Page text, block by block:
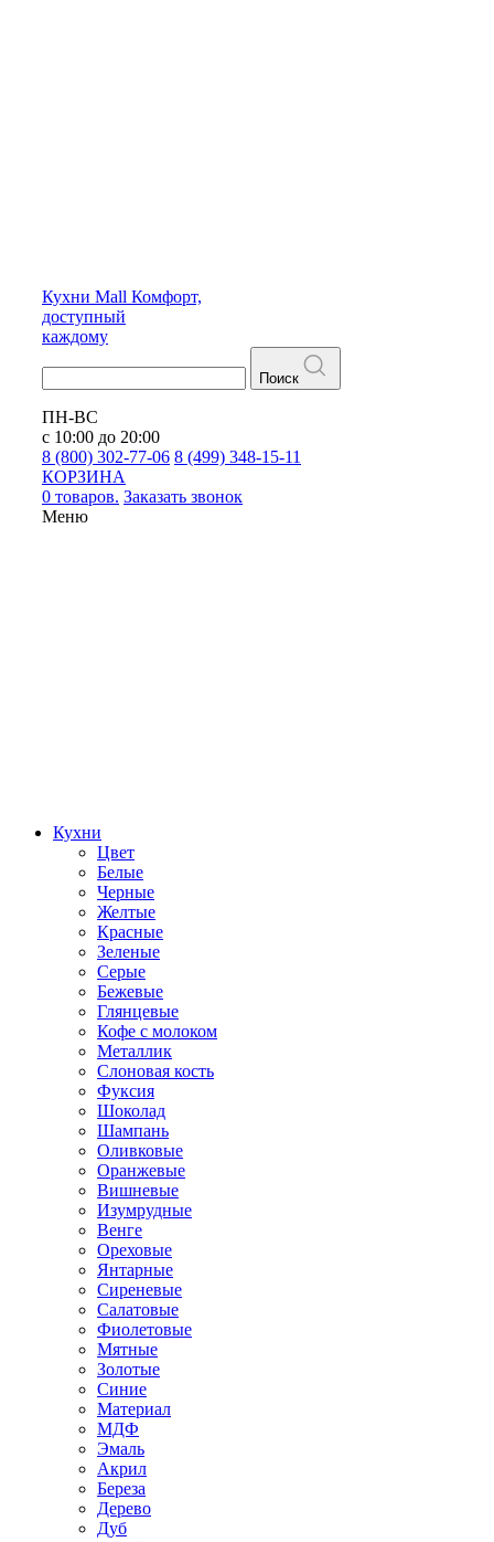
Кухни Mall Комфорт,
доступный
каждому
Поиск
ПН-ВС
с 10:00 до 20:00
8 (800) 302-77-06 8 (499) 348-15-11
КОРЗИНА
0 товаров. Заказать звонок
Меню
Кухни
Цвет
Белые
Черные
Желтые
Красные
Зеленые
Серые
Бежевые
Глянцевые
Кофе с молоком
Металлик
Слоновая кость
Фуксия
Шоколад
Шампань
Оливковые
Оранжевые
Вишневые
Изумрудные
Венге
Ореховые
Янтарные
Сиреневые
Салатовые
Фиолетовые
Мятные
Золотые
Синие
Материал
МДФ
Эмаль
Акрил
Береза
Дерево
Дуб